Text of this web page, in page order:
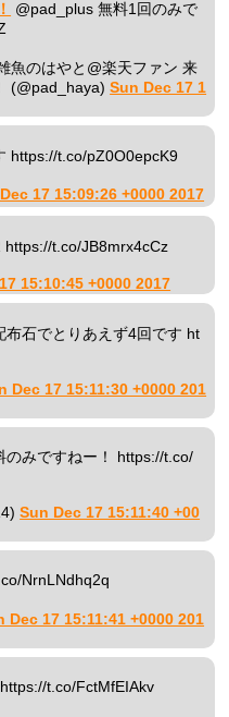
@pad_plus 無料1回のみで
魚のはやと@楽天ファン 来
(@pad_haya)Sun Dec 17 1
https://t.co/pZ0O0epcK9
17 15:09:26 +0000 2017
https://t.co/JB8mrx4cCz
15:10:45 +0000 2017
布石でとりあえず4回です ht
Dec 17 15:11:30 +0000 201
のみですねー！ https://t.co/
Sun Dec 17 15:11:40 +00
NrnLNdhq2q
Dec 17 15:11:41 +0000 201
t.co/FctMfEIAkv